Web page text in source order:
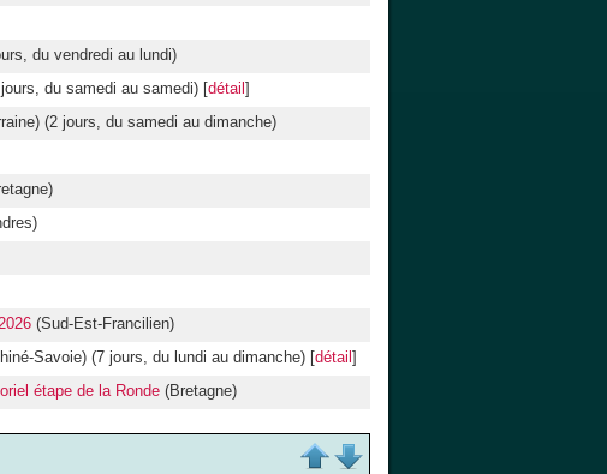
du vendredi au lundi)
du samedi au samedi) [ détail
(2 jours, du samedi au dimanche)
(Sud-Est-Francilien)
Savoie) (7 jours, du lundi au dimanche) [ détail
étape de la Ronde (Bretagne)